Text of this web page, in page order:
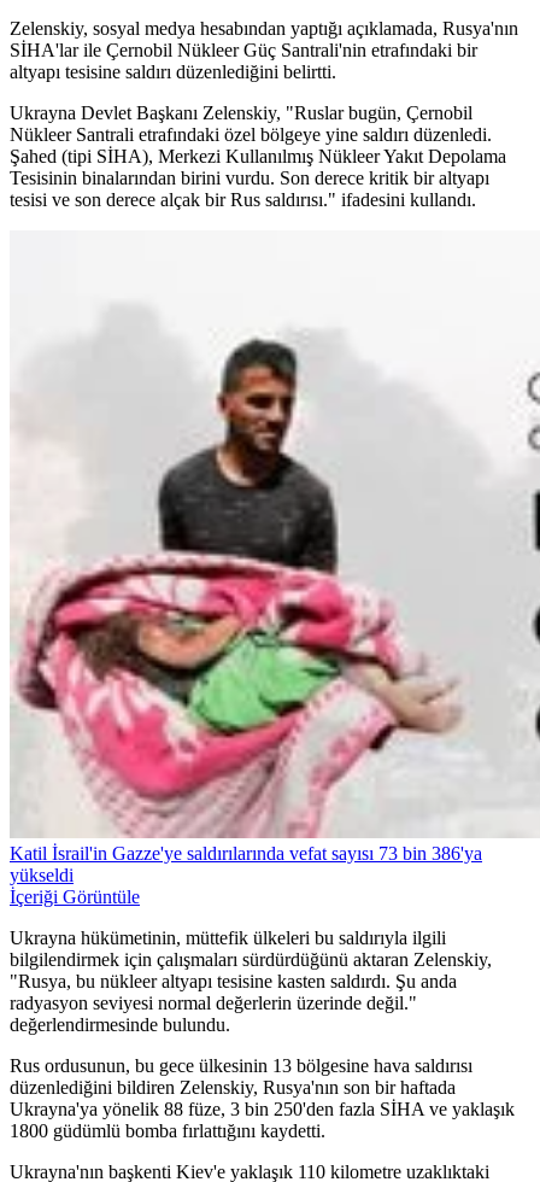
Zelenskiy, sosyal medya hesabından yaptığı açıklamada, Rusya'nın
SİHA'lar ile Çernobil Nükleer Güç Santrali'nin etrafındaki bir
altyapı tesisine saldırı düzenlediğini belirtti.
Ukrayna Devlet Başkanı Zelenskiy, "Ruslar bugün, Çernobil
Nükleer Santrali etrafındaki özel bölgeye yine saldırı düzenledi.
Şahed (tipi SİHA), Merkezi Kullanılmış Nükleer Yakıt Depolama
Tesisinin binalarından birini vurdu. Son derece kritik bir altyapı
tesisi ve son derece alçak bir Rus saldırısı." ifadesini kullandı.
Katil İsrail'in Gazze'ye saldırılarında vefat sayısı 73 bin 386'ya
yükseldi
İçeriği Görüntüle
Ukrayna hükümetinin, müttefik ülkeleri bu saldırıyla ilgili
bilgilendirmek için çalışmaları sürdürdüğünü aktaran Zelenskiy,
"Rusya, bu nükleer altyapı tesisine kasten saldırdı. Şu anda
radyasyon seviyesi normal değerlerin üzerinde değil."
değerlendirmesinde bulundu.
Rus ordusunun, bu gece ülkesinin 13 bölgesine hava saldırısı
düzenlediğini bildiren Zelenskiy, Rusya'nın son bir haftada
Ukrayna'ya yönelik 88 füze, 3 bin 250'den fazla SİHA ve yaklaşık
1800 güdümlü bomba fırlattığını kaydetti.
Ukrayna'nın başkenti Kiev'e yaklaşık 110 kilometre uzaklıktaki